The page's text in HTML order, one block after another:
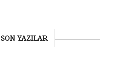
SON YAZILAR